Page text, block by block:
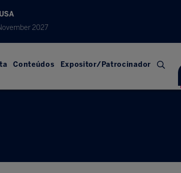
2027
Conteúdos Expositor/Patrocinador